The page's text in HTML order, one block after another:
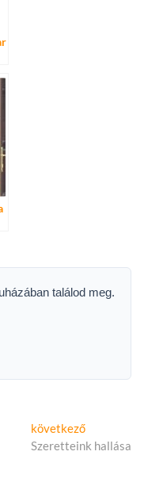
találod meg.
következőKövetkező
cikk:
Szeretteink hallása